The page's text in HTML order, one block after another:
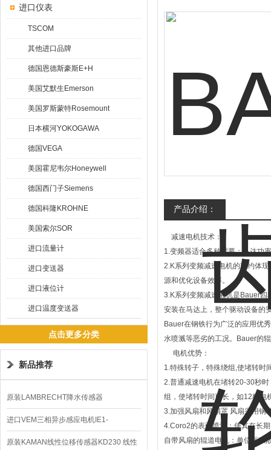
进口仪表
TSCOM
其他进口品牌
德国恩德斯豪斯E+H
美国艾默生Emerson
美国罗斯蒙特Rosemount
日本横河YOKOGAWA
德国VEGA
美国霍尼韦尔Honeywell
德国西门子Siemens
德国科隆KROHNE
美国索尔SOR
进口流量计
进口变送器
进口液位计
进口温度变送器
点击更多分类
新品推荐
原装LAMBRECHT降水传感器
00.14575.20气象仪
进口VEM三相异步感应电机IE1-
K21R80G4马达
原装KAMAN线性位移传感器KD230 线性
产品介绍：
减速电机技术：
1.变频器适合多种需要；马达功
2.K系列变频减速电机的节约体
源和优化设备效率。
3.K系列变频减速电机是Bauer四
安装在马达上，整个驱动设备的
Bauer在钢铁行为广泛的应用优
水喷溅等恶劣的工况。Bauer的
电机优势：
1.特殊转子，特殊绕组,使堵转时
2.普通减速电机在堵转20-30秒
组，使堵转时间更长，如12极电
3.加强风扇和风扇罩 风扇采用钢
4.Coro2的表面喷涂：使其在长
自带风扇的辊道电机：单位面积